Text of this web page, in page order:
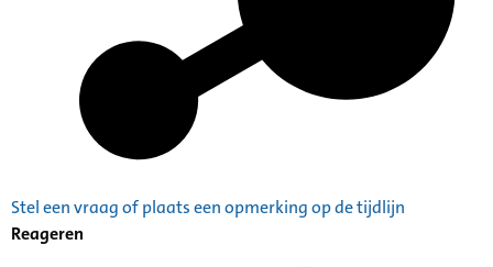
Stel een vraag of plaats een opmerking op de tijdlijn
Reageren